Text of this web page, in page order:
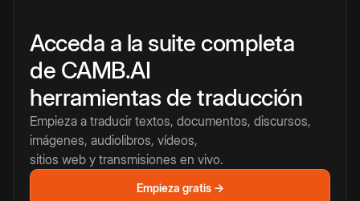
Acceda a la suite completa
de CAMB.AI
herramientas de traducción
Empieza a traducir textos, documentos, discursos,
imágenes, audiolibros, vídeos,
sitios web y transmisiones en vivo.
Empieza gratis →